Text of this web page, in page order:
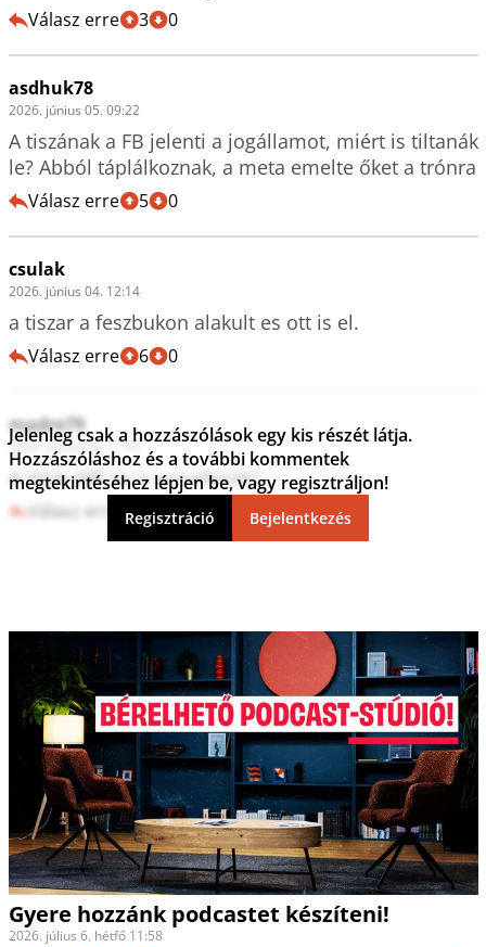
Válasz erre 3 0
asdhuk78
2026. június 05. 09:22
A tiszának a FB jelenti a jogállamot, miért is tiltanák
Válasz erre 5 0
csulak
2026. június 04. 12:14
a tiszar a feszbukon alakult es ott is el.
Válasz erre 6 0
madre79
2026. június 04. 11:43
A tiltás MP-re is vonatkozik?
Válasz erre 9 0
Jelenleg csak a hozzászólások egy kis részét látja.
Hozzászóláshoz és a további kommentek
megtekintéséhez lépjen be, vagy regisztráljon!
Regisztráció Bejelentkezés
Gyere hozzánk podcastet készíteni!
2026. július 6. hétfő 11:58